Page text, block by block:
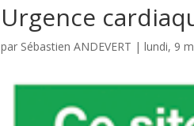
Urgence
par Sébastien ANDEVERT |lundi, 9